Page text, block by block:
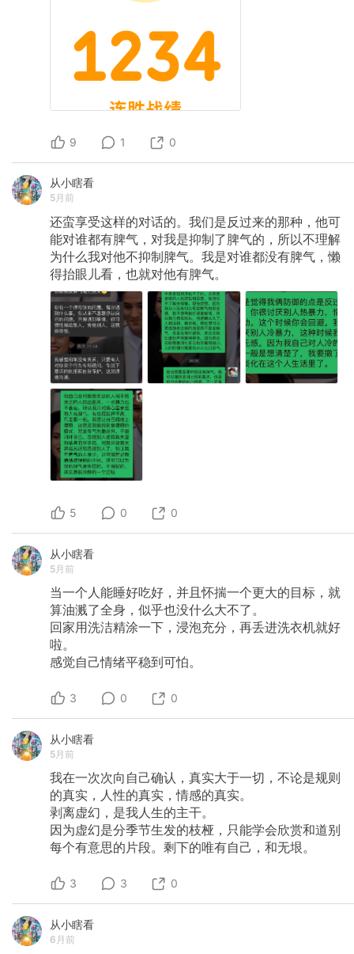
9 1 0
从小瞎看
5月前
还蛮享受这样的对话的。我们是反过来的那种，他可
能对谁都有脾气，对我是抑制了脾气的，所以不理解
为什么我对他不抑制脾气。我是对谁都没有脾气，懒
得抬眼儿看，也就对他有脾气。
5 0 0
从小瞎看
5月前
当一个人能睡好吃好，并且怀揣一个更大的目标，就
算油溅了全身，似乎也没什么大不了。
回家用洗洁精涂一下，浸泡充分，再丢进洗衣机就好
啦。
感觉自己情绪平稳到可怕。
3 0 0
从小瞎看
5月前
我在一次次向自己确认，真实大于一切，不论是规则
的真实，人性的真实，情感的真实。
剥离虚幻，是我人生的主干。
因为虚幻是分季节生发的枝桠，只能学会欣赏和道别
每个有意思的片段。剩下的唯有自己，和无垠。
3 3 0
从小瞎看
6月前